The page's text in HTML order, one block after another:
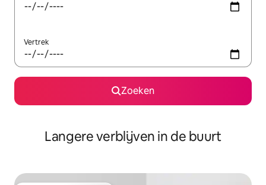
Vertrek
Zoeken
Langere verblijven in de buurt